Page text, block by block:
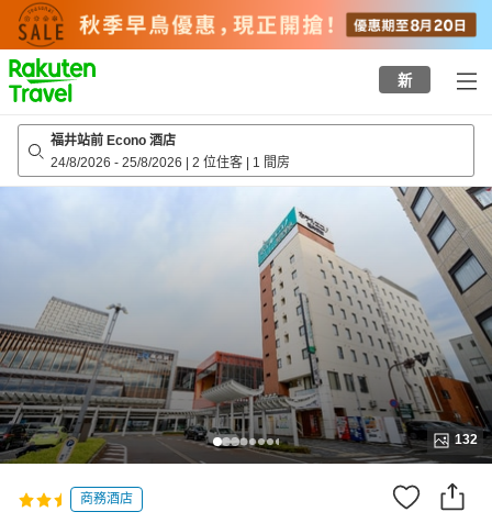
to
top
page
新
福井站前 Econo 酒店
24/8/2026 - 25/8/2026 | 2 位住客 | 1 間房
132
商務酒店